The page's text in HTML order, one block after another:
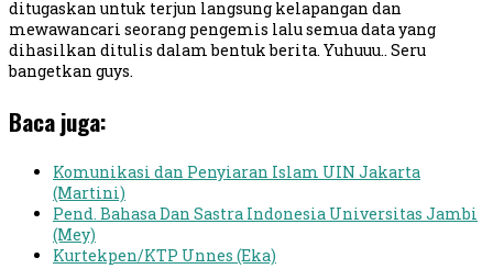
ditugaskan untuk terjun langsung kelapangan dan
mewawancari seorang pengemis lalu semua data yang
dihasilkan ditulis dalam bentuk berita. Yuhuuu.. Seru
bangetkan guys.
Baca juga:
Komunikasi dan Penyiaran Islam UIN Jakarta
(Martini)
Pend. Bahasa Dan Sastra Indonesia Universitas Jambi
(Mey)
Kurtekpen/KTP Unnes (Eka)